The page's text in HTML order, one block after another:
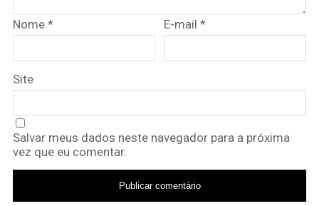
Nome * E-mail*
Site
Salvar meus dados neste navegador para a próxima
vez que eu comentar.